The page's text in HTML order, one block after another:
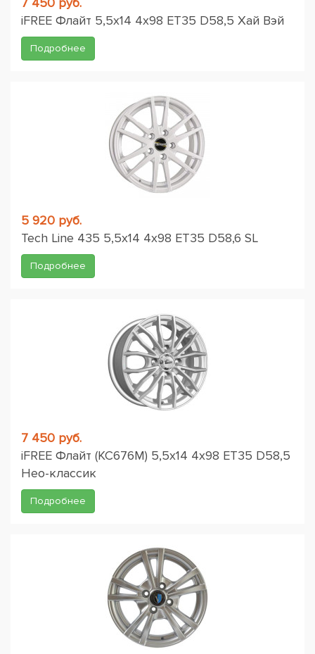
iFREE Флайт 5,5x14 4x98 ET35 D58,5 Хай Вэй
Подробнее
5 920 руб.
Tech Line 435 5,5x14 4x98 ET35 D58,6 SL
Подробнее
7 450 руб.
iFREE Флайт (КС676М) 5,5x14 4x98 ET35 D58,5
Нео-классик
Подробнее